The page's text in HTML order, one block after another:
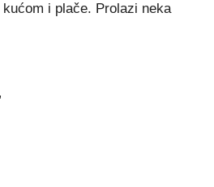
i plače. Prolazi neka